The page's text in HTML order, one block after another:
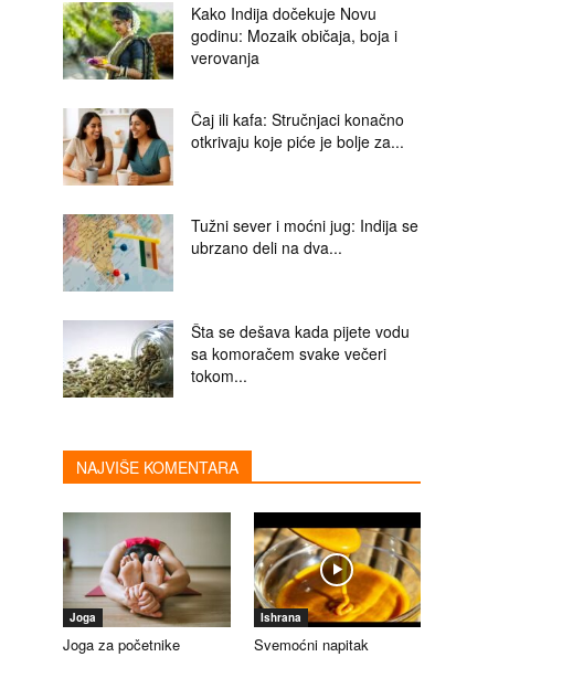
Kako Indija dočekuje Novu
godinu: Mozaik običaja, boja i
verovanja
Čaj ili kafa: Stručnjaci konačno
otkrivaju koje piće je bolje za...
Tužni sever i moćni jug: Indija se
ubrzano deli na dva...
Šta se dešava kada pijete vodu
sa komoračem svake večeri
tokom...
NAJVIŠE KOMENTARA
Joga
Joga za početnike
Ishrana
Svemoćni napitak